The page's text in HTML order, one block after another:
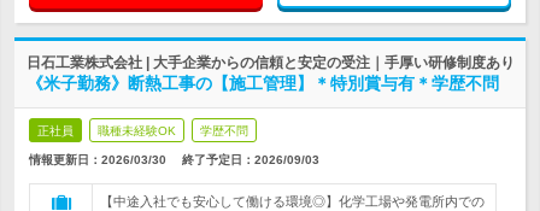
日石工業株式会社 | 大手企業からの信頼と安定の受注｜手厚い研修制度あり
《米子勤務》断熱工事の【施工管理】＊特別賞与有＊学歴不問
正社員 職種未経験OK 学歴不問
情報更新日：2026/03/30 終了予定日： 2026/09/03
【中途入社でも安心して働ける環境◎】化学工場や発電所内での